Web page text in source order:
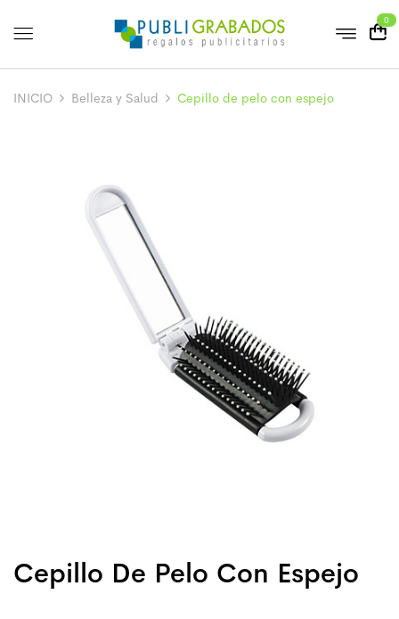
0
INICIO Belleza y Salud Cepillo de pelo con espejo
Cepillo De Pelo Con Espejo